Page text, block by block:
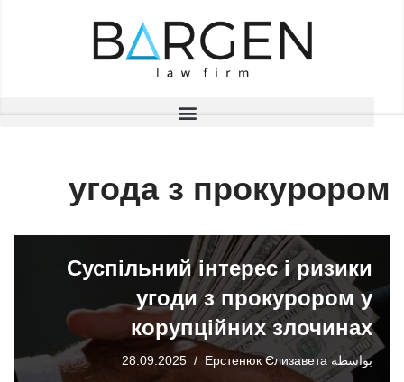
угода з прокурором
Суспільний інтерес і ризики
угоди з прокурором у
корупційних злочинах
بواسطة Ерстенюк Єлизавета
28.09.2025